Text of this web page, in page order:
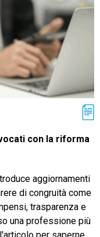
con la riforma
aggiornamenti
di congruità come
trasparenza e
una professione più